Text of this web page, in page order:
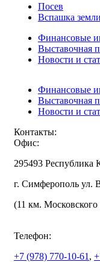
Посев
Вспашка земли
Финансовые
Выставочная
Новости и
Финансовые
Выставочная
Новости и
Контакты:
Офис:
295493 Республика
г. Симферополь ул.
(11 км. Московского
Телефон:
+7 (978) 770-10-61 ,